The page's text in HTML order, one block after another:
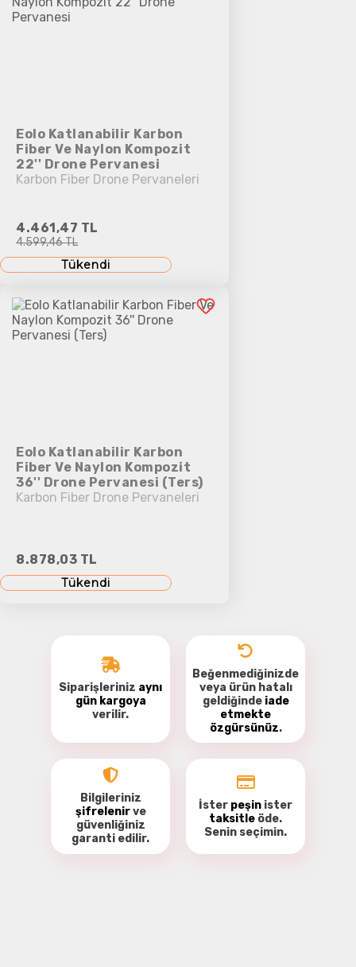
Eolo Katlanabilir Karbon
Fiber Ve Naylon Kompozit
22'' Drone Pervanesi
Karbon Fiber Drone Pervaneleri
4.461,47 TL
4.599,46 TL
Tükendi
Eolo Katlanabilir Karbon
Fiber Ve Naylon Kompozit
36'' Drone Pervanesi (Ters)
Karbon Fiber Drone Pervaneleri
8.878,03 TL
Tükendi
Siparişleriniz aynı
gün kargoya
verilir.
Beğenmediğinizde
veya ürün hatalı
geldiğinde iade
etmekte
özgürsünüz.
Bilgileriniz
şifrelenirve
güvenliğiniz
garanti edilir.
İster peşin ister
taksitle öde.
Senin seçimin.